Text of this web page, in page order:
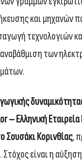
και μηχανών
τεχνολογιών
των
– Ελληνική
Σουσάκι Κορινθίας,
είναι η